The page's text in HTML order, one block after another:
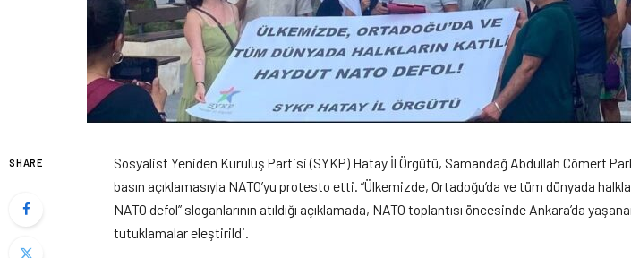
SHARE
Sosyalist Yeniden Kuruluş Partisi (SYKP) Hatay İl Örgütü, Samandağ Abdullah Cömert
basın açıklamasıyla NATO’yu protesto etti. “Ülkemizde, Ortadoğu’da ve tüm dünyada
NATO defol” sloganlarının atıldığı açıklamada, NATO toplantısı öncesinde Ankara’da
tutuklamalar eleştirildi.